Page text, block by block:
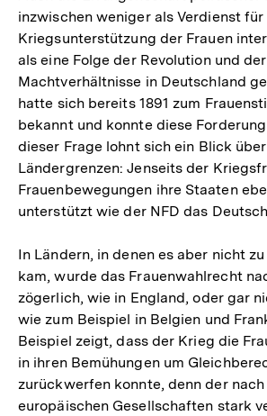
inzwischen weniger als Verdienst
Kriegsunterstützung der Frauen
als eine Folge der Revolution und
Machtverhältnisse in Deutschland
hatte sich bereits 1891 zum
bekannt und konnte diese
dieser Frage lohnt sich ein Blick
Ländergrenzen: Jenseits der
Frauenbewegungen ihre Staaten
unterstützt wie der NFD das
In Ländern, in denen es aber nicht
kam, wurde das Frauenwahlrecht
zögerlich, wie in England, oder gar
wie zum Beispiel in Belgien und
Beispiel zeigt, dass der Krieg die
in ihren Bemühungen um
zurückwerfen konnte, denn der
europäischen Gesellschaften stark